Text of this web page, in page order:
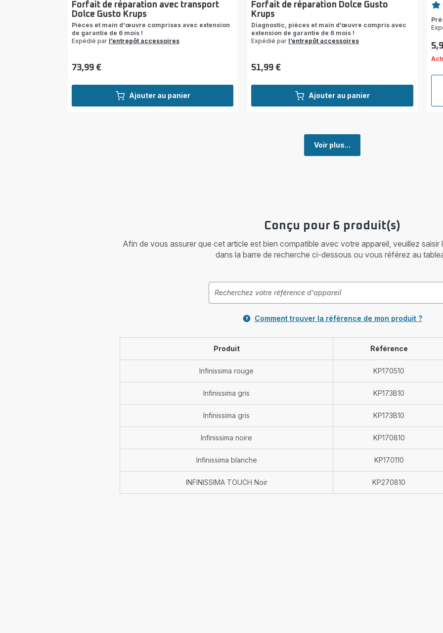
Ajouter au panier
Forfait de réparation avec transport
Dolce Gusto Krups
Pièces et main d'œuvre comprises avec extension
de garantie de 6 mois !
Expédié par l’entrepôt accessoires
Prix
73,99 €
Ajouter au panier
Forfait de réparation Dolce Gusto
Krups
Diagnostic, pièces et main d’œuvre compris avec
extension de garantie de 6 mois !
Expédié par l’entrepôt accessoires
Prix
51,99 €
Prix
Voir plus...
Conçu pour 6 produit(s)
Afin de vous assurer que cet article est bien compatible avec votre appareil, veuillez
dans la barre de recherche ci-dessous ou vous référez au
Comment trouver la référence de mon produit ?
Produit Référence
Infinissima rouge KP170510
Infinissima gris KP173B10
Infinissima gris KP173B10
Infinissima noire KP170810
Infinissima blanche KP170110
INFINISSIMA TOUCH Noir KP270810